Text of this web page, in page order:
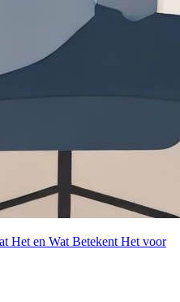
Het en Wat Betekent Het voor